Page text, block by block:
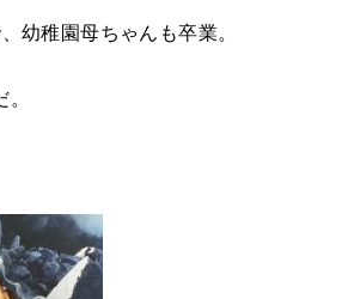
幼稚園母ちゃんも卒業。